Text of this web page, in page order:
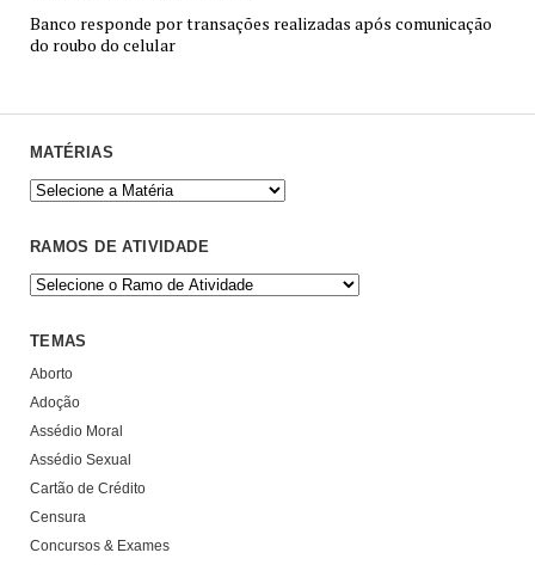
Banco responde por transações realizadas após comunicação
do roubo do celular
MATÉRIAS
RAMOS DE ATIVIDADE
TEMAS
Aborto
Adoção
Assédio Moral
Assédio Sexual
Cartão de Crédito
Censura
Concursos & Exames